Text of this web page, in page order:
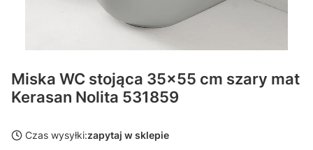
Miska WC stojąca 35x55 cm szary mat
Kerasan Nolita 531859
Czas wysyłki:zapytaj w sklepie